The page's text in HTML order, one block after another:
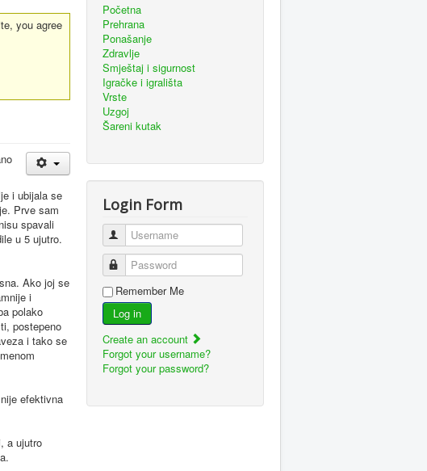
you agree
i ubijala se
Prve sam
spavali
u 5 ujutro.
Ako joj se
i
polako
postepeno
i tako se
efektivna
a ujutro
Početna
Prehrana
Ponašanje
Zdravlje
Smještaj i sigurnost
Igračke i igrališta
Vrste
Uzgoj
Šareni kutak
Login Form
Username
Password
Remember Me
Log in
Create an account
Forgot your username?
Forgot your password?